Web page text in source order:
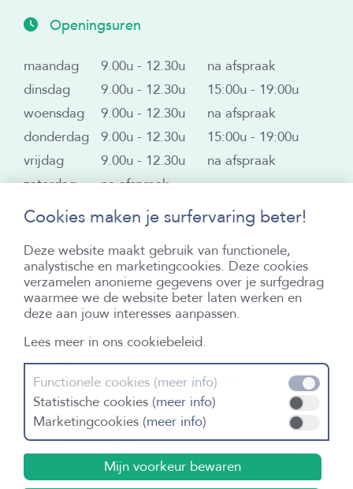
Openingsuren
maandag 9.00u - 12.30u
na afspraak
dinsdag
9.00u - 12.30u
15:00u - 19:00u
woensdag
9.00u - 12.30u
na afspraak
donderdag
9.00u - 12.30u
15:00u - 19:00u
vrijdag
9.00u - 12.30u
na afspraak
zaterdag
na afspraak
Volg ons op Facebook
Contacteer ons
Contactgegevens
Zakenkantoor Thielemans bvba
Paddegatstraat 75A
1880 Nieuwenrode (Kapelle o/d Bos)
T.:015 71 34 96
info@kantoorthielemans.be
BRPR: 0454159740
Cookies maken je surfervaring beter!
Deze website maakt gebruik van functionele,
analystische en marketingcookies. Deze cookies
verzamelen anonieme gegevens over je surfgedrag
waarmee we de website beter laten werken en
deze aan jouw interesses aanpassen.
Lees meer in ons cookiebeleid.
Functionele cookies (meer info)
Statistische cookies (meer info)
Marketingcookies (meer info)
Mijn voorkeur bewaren